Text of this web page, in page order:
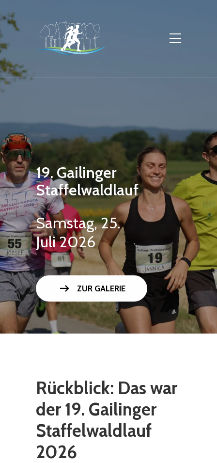
19. Gailinger
Staffelwaldlauf
Samstag, 25.
Juli 2026
arrow_right_alt ZUR GALERIE
Rückblick: Das war
der 19. Gailinger
Staffelwaldlauf
2026